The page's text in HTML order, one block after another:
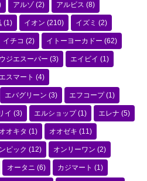
アルゾ(2) アルビス (8)
(1) イオン (210) イズミ (2)
イチコ (2) イトーヨーカドー (62)
ウジエスーパー (3) エイビイ (1)
スマート (4)
エバグリーン (3) エフコープ(1)
イ (3) エルショップ(1) エレナ (5)
オオキタ (1) オオゼキ (11)
ピック (12) オンリーワン (2)
オータニ (6) カジマート (1)